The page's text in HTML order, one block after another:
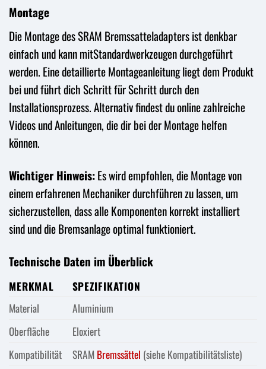
Montage
Die Montage des SRAM Bremssatteladapters ist denkbar
einfach und kann mitStandardwerkzeugen durchgeführt
werden. Eine detaillierte Montageanleitung liegt dem Produkt
bei und führt dich Schritt für Schritt durch den
Installationsprozess. Alternativ findest du online zahlreiche
Videos und Anleitungen, die dir bei der Montage helfen
können.
Wichtiger Hinweis:Es wird empfohlen, die Montage von
einem erfahrenen Mechaniker durchführen zu lassen, um
sicherzustellen, dass alle Komponenten korrekt installiert
sind und die Bremsanlage optimal funktioniert.
Technische Daten im Überblick
MERKMAL
SPEZIFIKATION
Material
Aluminium
Oberfläche
Eloxiert
Kompatibilität
SRAMBremssättel (siehe Kompatibilitätsliste)